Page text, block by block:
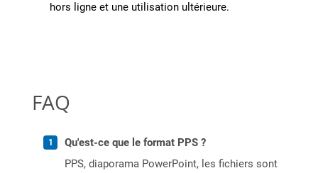
hors ligne et une utilisation ultérieure.
FAQ
Qu'est-ce que le format PPS ?
PPS, diaporama PowerPoint, les fichiers sont